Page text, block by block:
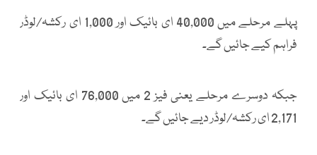
پہلے مرحلے میں 40,000 ای بائیک اور 1,000 ای رکشہ/لوڈر
فراہم کیے جائیں گے۔
جبکہ دوسرے مرحلے یعنی فیز 2 میں 76,000 ای بائیک اور
2,171 ای رکشہ/لوڈر دیے جائیں گے۔